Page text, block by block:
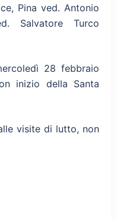
Pina ved. Antonio
Salvatore Turco
28 febbraio
inizio della Santa
visite di lutto, non